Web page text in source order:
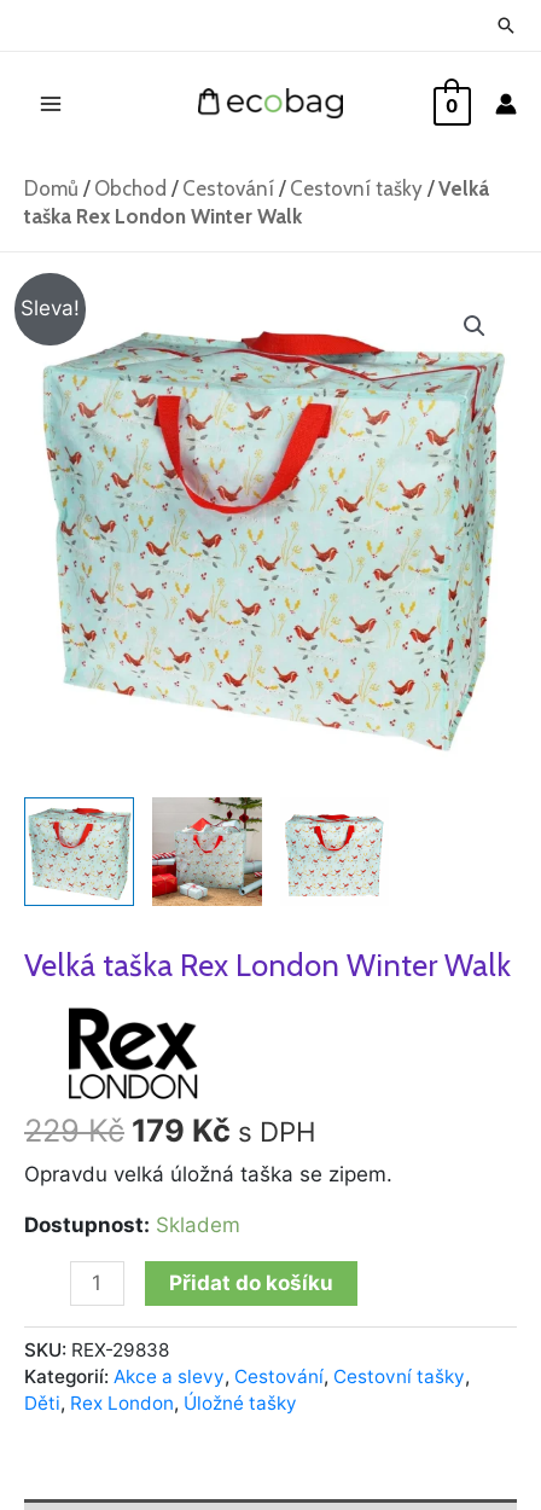
0
Domů / Obchod / Cestování / Cestovní tašky /Velká
taška Rex London Winter Walk
Sleva!
Velká taška Rex London Winter Walk
229Kč
cena
byla:
229 Kč.
179 Kč
cena
je:
179 Kč.
s DPH
Opravdu velká úložná taška se zipem.
Dostupnost: Skladem
Velká
London
Winter
Walk
množství
Přidat do košíku
SKU: REX-29838
Kategorií: Akce a slevy, Cestování, Cestovní tašky,
Děti, Rex London, Úložné tašky